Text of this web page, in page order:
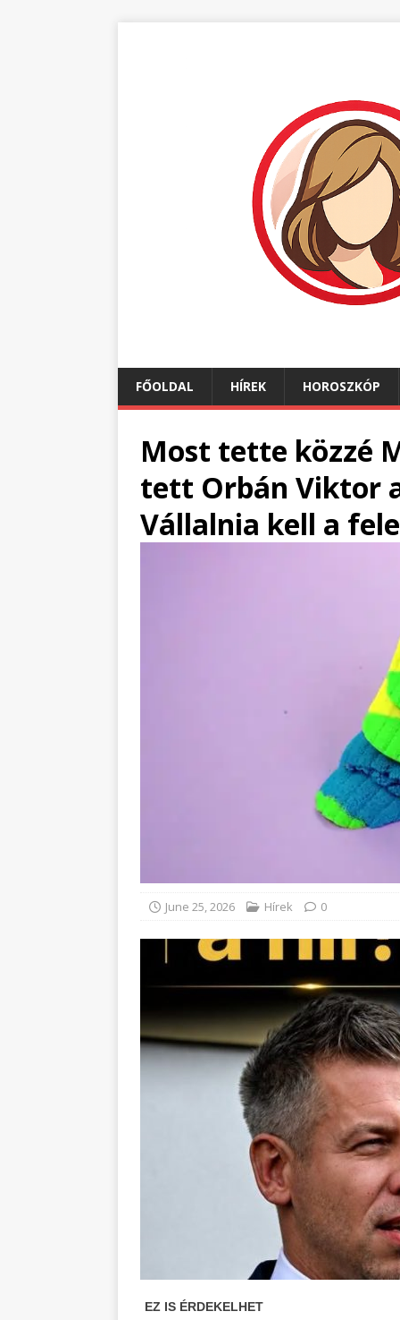
FŐOLDAL HÍREK HOROSZKÓP
Most tette közzé
tett Orbán Viktor
Vállalnia kell a
June 25, 2026 Hírek 0